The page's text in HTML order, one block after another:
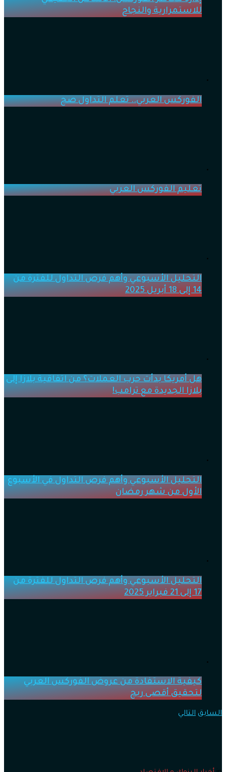
للاستمرارية والنجاح
الفوركس العربي.. تعلم التداول صح
تعليم الفوركس العربي
التحليل الأسبوعي وأهم فرص التداول للفترة من
14 إلى 18 أبريل 2025
هل أمريكا بدأت حرب العملات؟ من اتفاقية بلازا إلى
بلازا الجديدة مع ترامب!
التحليل الأسبوعي وأهم فرص التداول في الأسبوع
الأول من شهر رمضان
التحليل الأسبوعي وأهم فرص التداول للفترة من
17 إلى 21 فبراير 2025
كيفية الاستفادة من عروض الفوركس العربي
لتحقيق أقصى ربح
السابق التالي